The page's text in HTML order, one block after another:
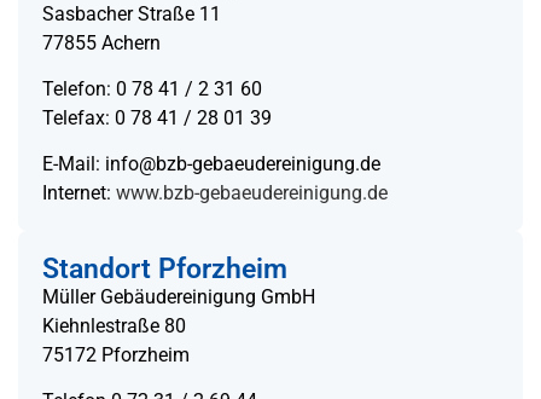
Sasbacher Straße 11
77855 Achern
Telefon: 0 78 41 / 2 31 60
Telefax: 0 78 41 / 28 01 39
E-Mail: info@bzb-gebaeudereinigung.de
Internet: www.bzb-gebaeudereinigung.de
Standort Pforzheim
Müller Gebäudereinigung GmbH
Kiehnlestraße 80
75172 Pforzheim